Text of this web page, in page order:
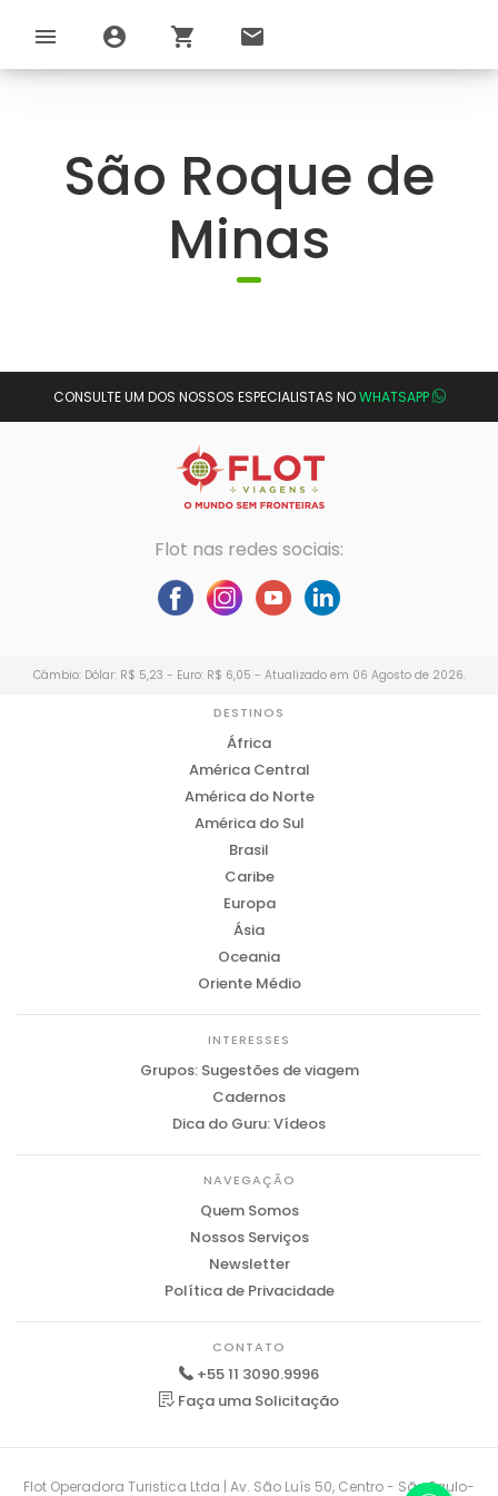
menu account_circle shopping_cart email
São Roque de
Minas
CONSULTE UM DOS NOSSOS ESPECIALISTAS NOWHATSAPP
Flot nas redes sociais:
Câmbio: Dólar: R$ 5,23 - Euro: R$ 6,05 - Atualizado em 06 Agosto de 2026.
DESTINOS
África
América Central
América do Norte
América do Sul
Brasil
Caribe
Europa
Ásia
Oceania
Oriente Médio
INTERESSES
Grupos: Sugestões de viagem
Cadernos
Dica do Guru: Vídeos
NAVEGAÇÃO
Quem Somos
Nossos Serviços
Newsletter
Política de Privacidade
CONTATO
+55 11 3090.9996
Faça uma Solicitação
Flot Operadora Turistica Ltda | Av. São Luís 50, Centro - São Paulo-